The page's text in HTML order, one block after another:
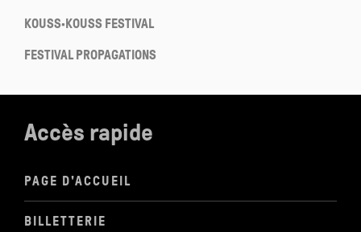
KOUSS·KOUSS FESTIVAL
FESTIVAL PROPAGATIONS
Accès rapide
PAGE D'ACCUEIL
BILLETTERIE